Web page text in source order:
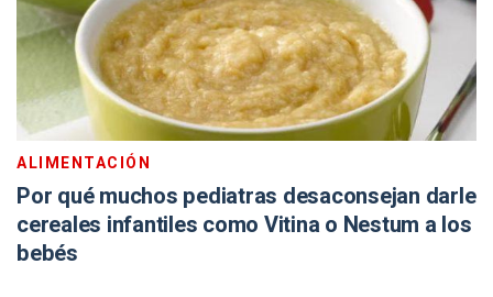
ALIMENTACIÓN
Por qué muchos pediatras desaconsejan darle
cereales infantiles como Vitina o Nestum a los
bebés